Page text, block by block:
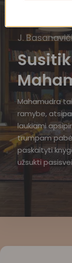
J.
Mahamudra
ramybe,
laukiami
trumpam
paskaityti
užsukti